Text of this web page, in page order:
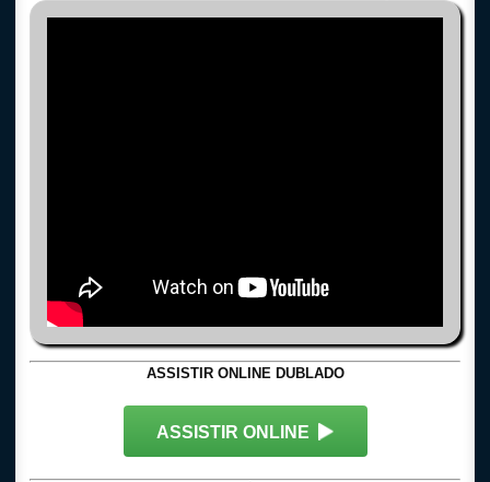
ASSISTIR ONLINE DUBLADO
ASSISTIR ONLINE